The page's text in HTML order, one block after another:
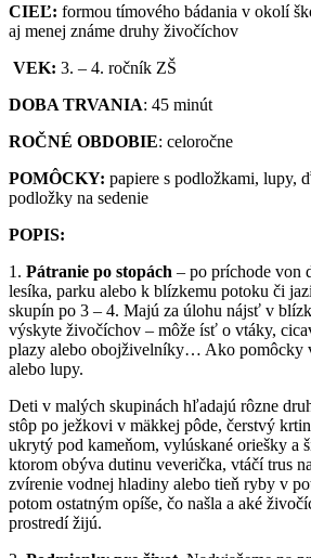
CIEĽ: formou tímového bádania v okolí
aj menej známe druhy živočíchov
VEK: 3. – 4. ročník ZŠ
DOBA TRVANIA: 45 minút
ROČNÉ OBDOBIE: celoročne
POMÔCKY: papiere s podložkami, lupy,
podložky na sedenie
POPIS:
1. Pátranie po stopách – po príchode von
lesíka, parku alebo k blízkemu potoku či
skupín po 3 – 4. Majú za úlohu nájsť v
výskyte živočíchov – môže ísť o vtáky,
plazy alebo obojživelníky… Ako pomôcky
alebo lupy.
Deti v malých skupinách hľadajú rôzne
stôp po ježkovi v mäkkej pôde, čerstvý
ukrytý pod kameňom, vylúskané oriešky a
ktorom obýva dutinu veverička, vtáčí trus
zvírenie vodnej hladiny alebo tieň ryby v
potom ostatným opíše, čo našla a aké
prostredí žijú.